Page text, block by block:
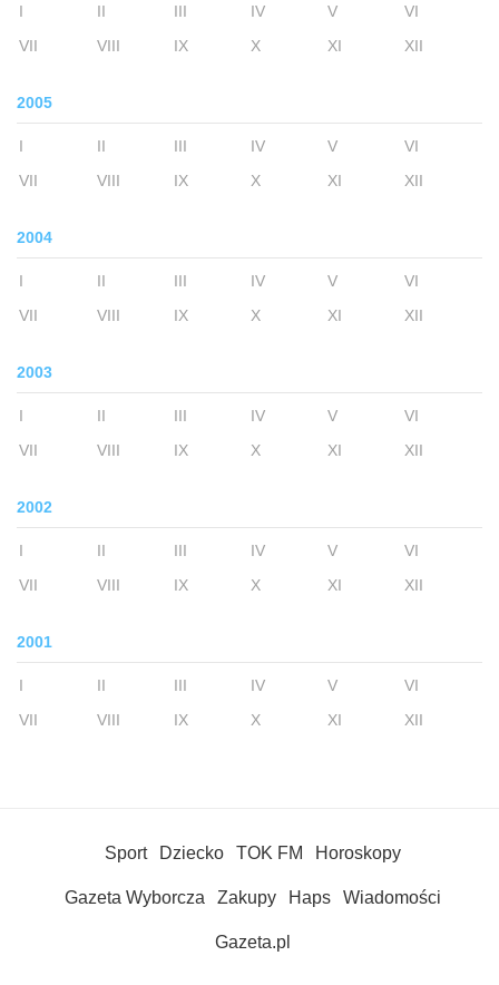
I II III IV V
VI
VII
VIII IX X XI XII
2005
I II III IV V
VI
VII
VIII IX X XI XII
2004
I II III IV V
VI
VII
VIII IX X XI XII
2003
I II III IV V
VI
VII
VIII IX X XI XII
2002
I II III IV V
VI
VII
VIII IX X XI XII
2001
I II III IV V
VI
VII
VIII IX X XI XII
Sport Dziecko TOK FM Horoskopy
Gazeta Wyborcza Zakupy Haps Wiadomości
Gazeta.pl